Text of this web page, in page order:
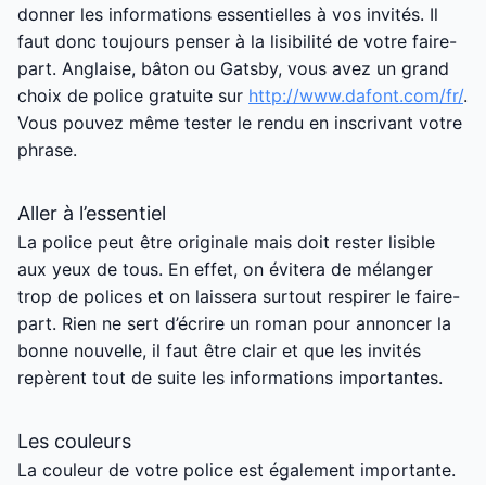
donner les informations essentielles à vos invités. Il
faut donc toujours penser à la lisibilité de votre faire-
part. Anglaise, bâton ou Gatsby, vous avez un grand
choix de police gratuite sur http://www.dafont.com/fr/.
Vous pouvez même tester le rendu en inscrivant votre
phrase.
Aller à l’essentiel
La police peut être originale mais doit rester lisible
aux yeux de tous. En effet, on évitera de mélanger
trop de polices et on laissera surtout respirer le faire-
part. Rien ne sert d’écrire un roman pour annoncer la
bonne nouvelle, il faut être clair et que les invités
repèrent tout de suite les informations importantes.
Les couleurs
La couleur de votre police est également importante.